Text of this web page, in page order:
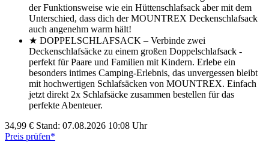
der Funktionsweise wie ein Hüttenschlafsack aber mit dem
Unterschied, dass dich der MOUNTREX Deckenschlafsack
auch angenehm warm hält!
★ DOPPELSCHLAFSACK – Verbinde zwei
Deckenschlafsäcke zu einem großen Doppelschlafsack -
perfekt für Paare und Familien mit Kindern. Erlebe ein
besonders intimes Camping-Erlebnis, das unvergessen bleibt
mit hochwertigen Schlafsäcken von MOUNTREX. Einfach
jetzt direkt 2x Schlafsäcke zusammen bestellen für das
perfekte Abenteuer.
34,99 € Stand: 07.08.2026 10:08 Uhr
Preis prüfen*